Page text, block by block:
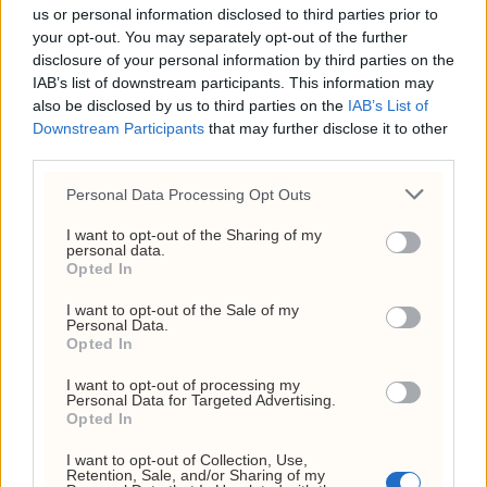
us or personal information disclosed to third parties prior to
your opt-out. You may separately opt-out of the further
disclosure of your personal information by third parties on the
IAB’s list of downstream participants. This information may
also be disclosed by us to third parties on the IAB’s List of
Downstream Participants that may further disclose it to other
Personal Data Processing Opt Outs
I want to opt-out of the Sharing of my
personal data.
Opted In
I want to opt-out of the Sale of my
Personal Data.
Opted In
I want to opt-out of processing my
Personal Data for Targeted Advertising.
Opted In
I want to opt-out of Collection, Use,
Retention, Sale, and/or Sharing of my
Siste Mest lest
MEST LESTE ARTIKLER
Lubna Jafferys VM-reise
kostet 136.778 kroner –
Anne Lindboe brukte
43.524
USA har brukt opp 143
følger markedet feil tall
Ceuta-krisen: 60.000